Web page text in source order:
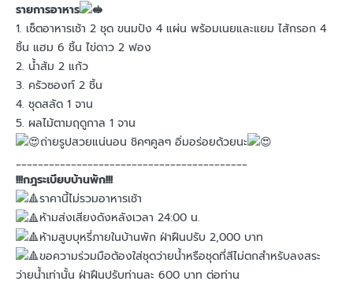
รายการอาหาร
1. เซ็ตอาหารเช้า 2 ชุด ขนมปัง 4 แผ่น พร้อมเนยและแยม ไส้กรอก 4
ชิ้น แฮม 6 ชิ้น ไข่ดาว 2 ฟอง
2. น้ำส้ม 2 แก้ว
3. ครัวซองท์ 2 ชิ้น
4. ชุดสลัด 1 จาน
5. ผลไม้ตามฤดูกาล 1 จาน
ถ่ายรูปสวยแน่นอน ชิคๆคูลๆ อิ่มอร่อยด้วยนะ
__________________________________________
!!!กฎระเบียบบ้านพัก!!!
ราคานี้ไม่รวมอาหารเช้า
ห้ามส่งเสียงดังหลังเวลา 24:00 น.
ห้ามสูบบุหรี่ภายในบ้านพัก ฝ่าฝืนปรับ 2,000 บาท
ขอความร่วมมือต้องใส่ชุดว่ายน้ำหรือชุดที่สีไม่ตกสำหรับลงสระ
ว่ายน้ำเท่านั้น ฝ่าฝืนปรับท่านละ 600 บาท ต่อท่าน